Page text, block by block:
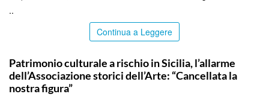
..
Continua a Leggere
Patrimonio culturale a rischio in Sicilia, l’allarme
dell’Associazione storici dell’Arte: “Cancellata la
nostra figura”